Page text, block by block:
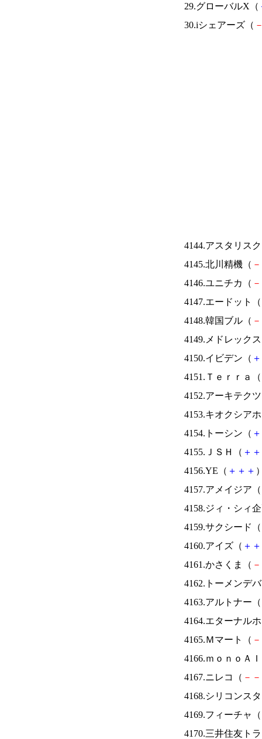
29.グローバルX（
30.iシェアーズ（
4144.アスタリス
4145.北川精機（ －
4146.ユニチカ（ －
4147.エードット（
4148.韓国ブル（ －
4149.メドレック
4150.イビデン（ ＋
4151.Ｔｅｒｒａ（
4152.アーキテク
4153.キオクシア
4154.トーシン（ ＋
4155.ＪＳＨ（ ＋ ＋
4156.YE（ ＋ ＋ ＋
4157.アメイジア（
4158.ジィ・シィ
4159.サクシード（
4160.アイズ（ ＋ ＋
4161.かさくま（ －
4162.トーメンデ
4163.アルトナー（
4164.エターナル
4165.Ｍマート（ －
4166.ｍｏｎｏＡ
4167.ニレコ（ － －
4168.シリコンス
4169.フィーチャ（
4170.三井住友ト